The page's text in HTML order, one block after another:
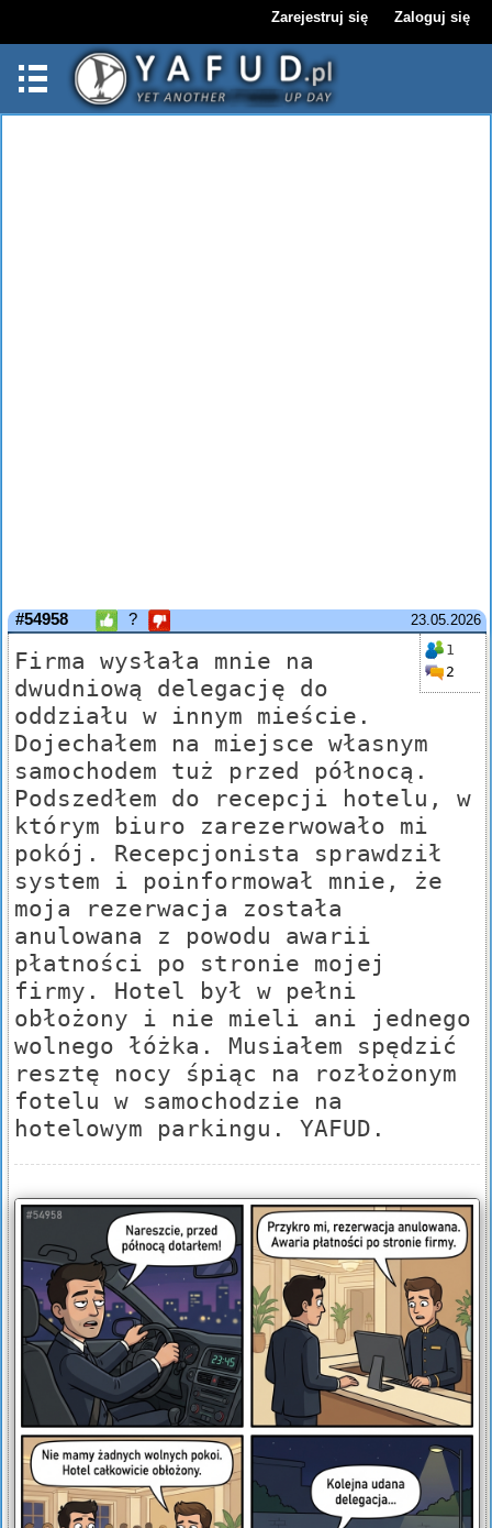
Zarejestruj się Zaloguj się
23.05.2026
#54958 ?
1
2
Firma wysłała mnie na
dwudniową delegację do
oddziału w innym mieście.
Dojechałem na miejsce własnym
samochodem tuż przed północą.
Podszedłem do recepcji hotelu, w
którym biuro zarezerwowało mi
pokój. Recepcjonista sprawdził
system i poinformował mnie, że
moja rezerwacja została
anulowana z powodu awarii
płatności po stronie mojej
firmy. Hotel był w pełni
obłożony i nie mieli ani jednego
wolnego łóżka. Musiałem spędzić
resztę nocy śpiąc na rozłożonym
fotelu w samochodzie na
hotelowym parkingu. YAFUD.